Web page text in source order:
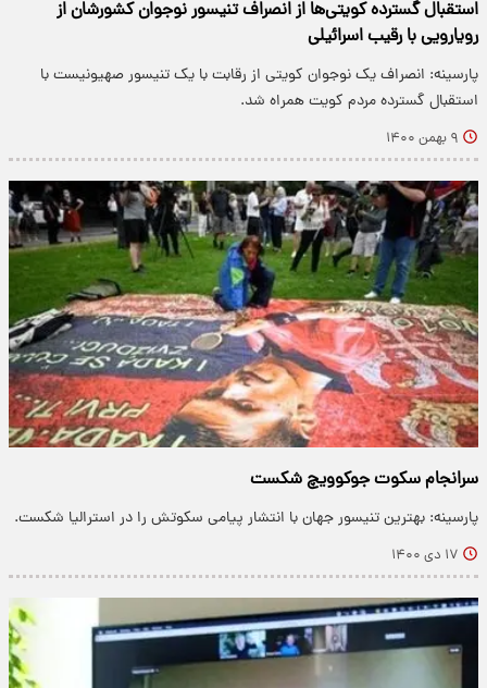
استقبال گسترده کویتی‌ها از انصراف تنیسور نوجوان کشورشان از
رویارویی با رقیب اسرائیلی
پارسینه: انصراف یک نوجوان کویتی از رقابت با یک تنیسور صهیونیست با
استقبال گسترده مردم کویت همراه شد.
۹ بهمن ۱۴۰۰
سرانجام سکوت جوکوویچ شکست
پارسینه: بهترین تنیسور جهان با انتشار پیامی سکوتش را در استرالیا شکست.
۱۷ دی ۱۴۰۰